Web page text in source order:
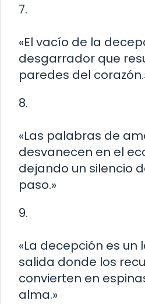
7.
«El vacío de la
desgarrador que
paredes del
8.
«Las palabras de
desvanecen en el
dejando un silencio
paso.»
9.
«La decepción es un
salida donde los
convierten en
alma.»